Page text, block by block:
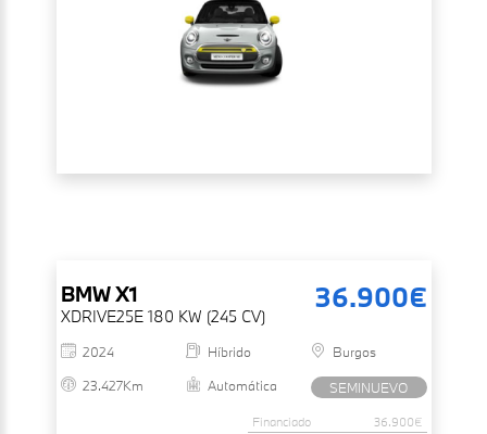
BMWX1
XDRIVE25E 180 KW (245 CV)
36.900€
2024 Híbrido
Burgos
23.427Km
Automática SEMINUEVO
Financiado
36.900€